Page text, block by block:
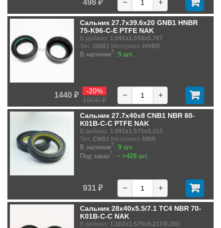
498 ₽ − +
Сальник 27.7x39.6x20 GNB1 HNBR
75-K96-C-E PTFE NAK
В дюймах: 1.091x1.559x0.787
Тип: GNB1 Материал: HNBR
В наличии?: 5 шт.
1440 ₽
1800 ₽
-20% − +
Сальник 27.7x40x8 CNB1 NBR 80-
K01B-C-C PTFE NAK
В дюймах: 1.091x1.575x0.315
Тип: CNB1 Материал: NBR
В наличии?: 9 шт.
Под заказ?: ~ >428 шт.
931 ₽ − +
Сальник 28x40x5.5/7.1 TC4 NBR 70-
K01B-C-C NAK
В дюймах: 1.102x1.575x0.217/0.280